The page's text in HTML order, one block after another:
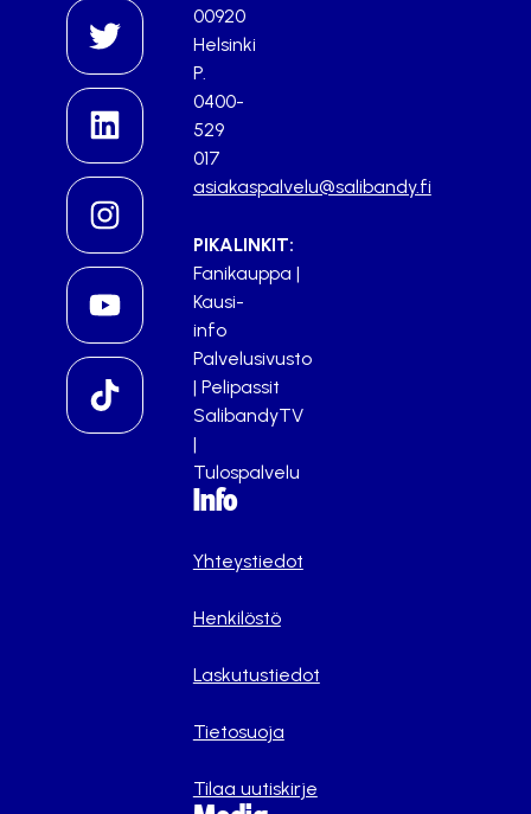
00920
Helsinki
P.
0400-
529
017
asiakaspalvelu@salibandy.fi
PIKALINKIT:
Fanikauppa |
Kausi-
info
Palvelusivusto
| Pelipassit
SalibandyTV
|
Tulospalvelu
Info
Yhteystiedot
Henkilöstö
Laskutustiedot
Tietosuoja
Tilaa uutiskirje